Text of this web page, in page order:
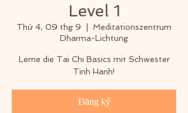
Level 1
Thứ 4, 09 thg 9
Meditationszentrum
Dharma-Lichtung
Lerne die Tai Chi Basics mit Schwester
Tinh Hanh!
Đăng ký